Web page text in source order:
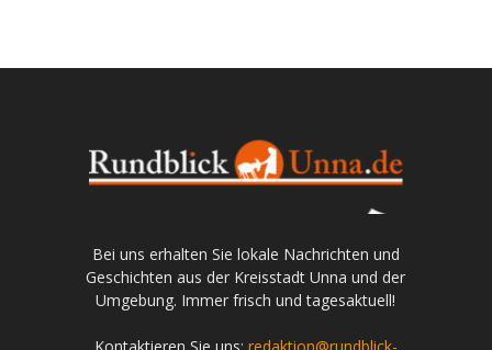
Bei uns erhalten Sie lokale Nachrichten und
Geschichten aus der Kreisstadt Unna und der
Umgebung. Immer frisch und tagesaktuell!